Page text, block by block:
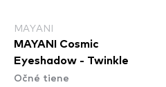
MAYANI
MAYANI Cosmic
Eyeshadow - Twinkle
Očné tiene